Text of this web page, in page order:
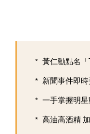
黃仁勳點名
新聞事件即
一手掌握明
高油高酒精